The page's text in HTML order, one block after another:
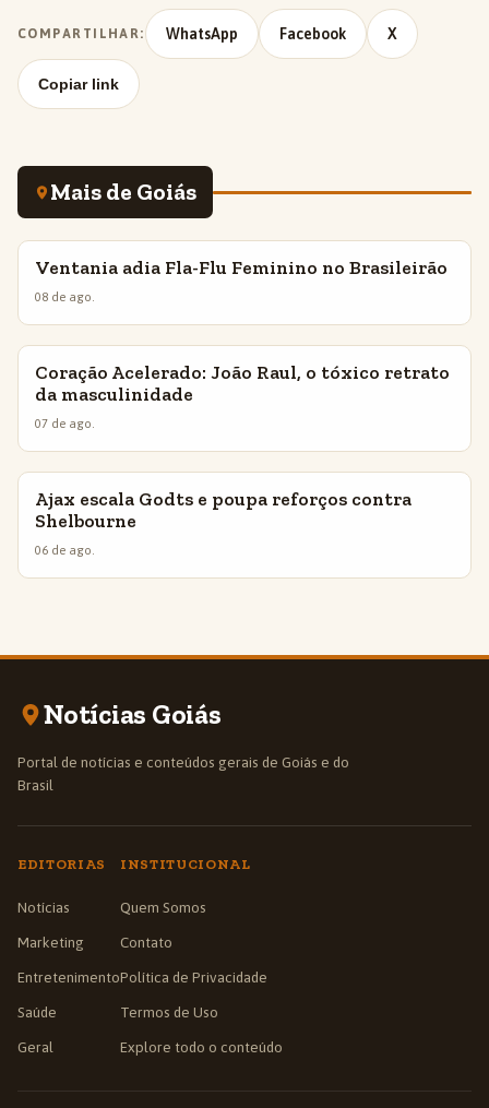
COMPARTILHAR: WhatsApp Facebook X
Copiar link
Mais de Goiás
INSIGHTS
Ventania adia Fla-Flu Feminino no Brasileirão
08 de ago.
INSIGHTS
Coração Acelerado: João Raul, o tóxico retrato
da masculinidade
07 de ago.
INSIGHTS
Ajax escala Godts e poupa reforços contra
Shelbourne
06 de ago.
Notícias Goiás
Portal de notícias e conteúdos gerais de Goiás e do
Brasil
EDITORIAS
Notícias
Marketing
Entretenimento
Saúde
Geral
INSTITUCIONAL
Quem Somos
Contato
Política de Privacidade
Termos de Uso
Explore todo o conteúdo